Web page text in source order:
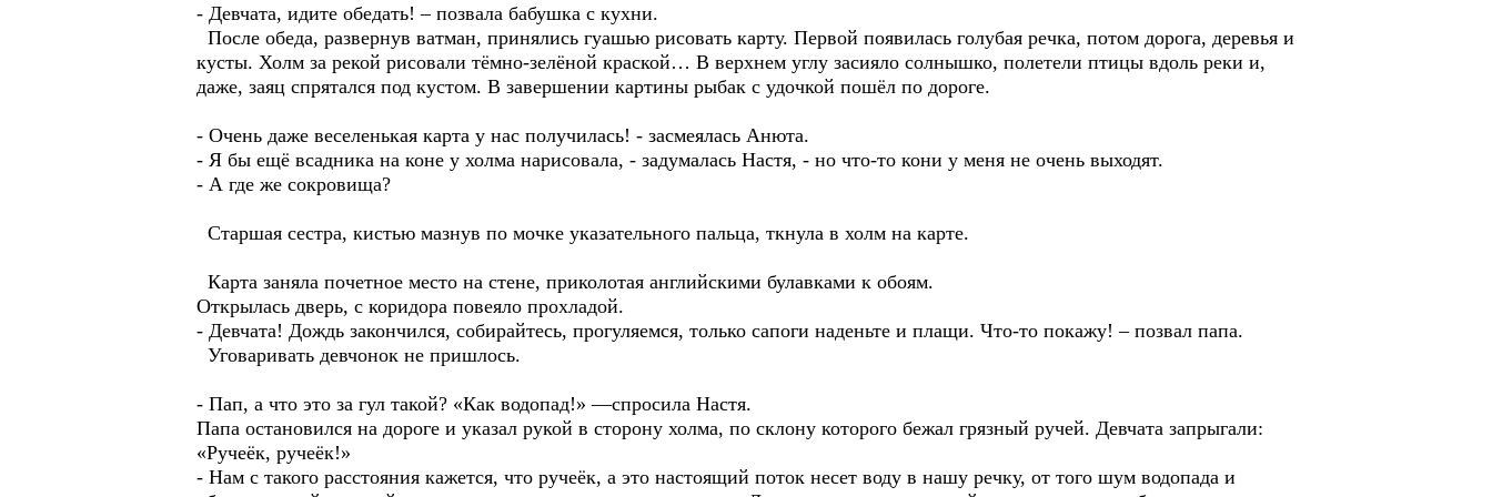
- Девчата, идите обедать! – позвала бабушка с кухни.
После обеда, развернув ватман, принялись гуашью рисовать карту. Первой появилась голубая речка, потом дорога, деревья и
кусты. Холм за рекой рисовали тёмно-зелёной краской… В верхнем углу засияло солнышко, полетели птицы вдоль реки и,
даже, заяц спрятался под кустом. В завершении картины рыбак с удочкой пошёл по дороге.
- Очень даже веселенькая карта у нас получилась! - засмеялась Анюта.
- Я бы ещё всадника на коне у холма нарисовала, - задумалась Настя, - но что-то кони у меня не очень выходят.
- А где же сокровища?
Старшая сестра, кистью мазнув по мочке указательного пальца, ткнула в холм на карте.
Карта заняла почетное место на стене, приколотая английскими булавками к обоям.
Открылась дверь, с коридора повеяло прохладой.
- Девчата! Дождь закончился, собирайтесь, прогуляемся, только сапоги наденьте и плащи. Что-то покажу! – позвал папа.
Уговаривать девчонок не пришлось.
- Пап, а что это за гул такой? «Как водопад!» —спросила Настя.
Папа остановился на дороге и указал рукой в сторону холма, по склону которого бежал грязный ручей. Девчата запрыгали:
«Ручеёк, ручеёк!»
- Нам с такого расстояния кажется, что ручеёк, а это настоящий поток несет воду в нашу речку, от того шум водопада и